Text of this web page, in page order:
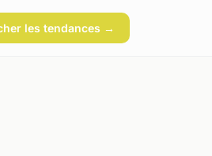
les tendances →